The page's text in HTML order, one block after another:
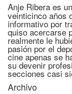
Anje Ribera es
veinticinco años
informativo por
quiso acercarse
realmente le
pasión por el
cine apenas se
su devenir
secciones casi
Archivo